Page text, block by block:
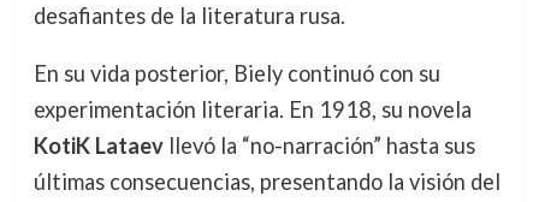
desafiantes de la literatura rusa.
En su vida posterior, Biely continuó con su
experimentación literaria. En 1918, su novela
KotiK Lataevllevó la “no-narración” hasta sus
últimas consecuencias, presentando la visión del